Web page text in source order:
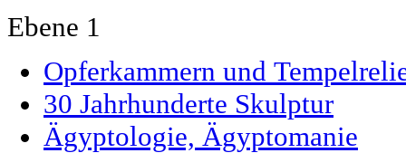
Ebene 1
Opferkammern und
30 Jahrhunderte Skulptur
Ägyptologie, Ägyptomanie